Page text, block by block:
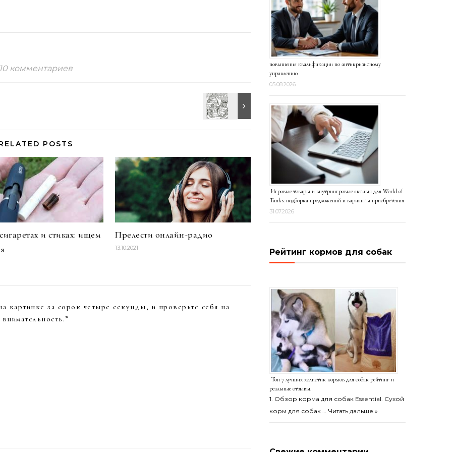
комментариев
POSTS
и стиках: ищем
Прелести онлайн-радио
13.10.2021
картинке за сорок четыре секунды, и проверьте себя на
внимательность.”
повышения квалификации по антикризисному
управлению
05.08.2026
Игровые товары и внутриигровые активы для World of
Tanks: подборка предложений и варианты приобретения
31.07.2026
Рейтинг кормов для собак
Топ 7 лучших холистик кормов для собак рейтинг и
реальные отзывы.
1. Обзор корма для собак Essential. Сухой
корм для собак … Читать дальше »